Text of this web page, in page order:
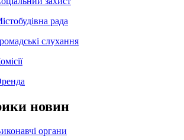
рада
слухання
новин
органи